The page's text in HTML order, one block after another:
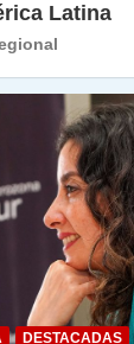
Latina
DESTACADAS